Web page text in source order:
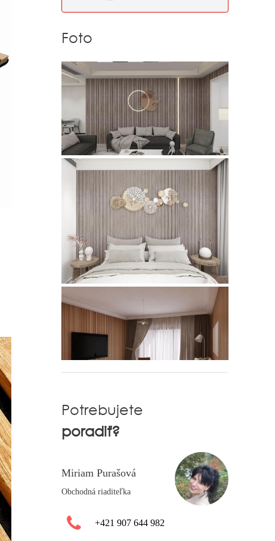
Foto
Potrebujete
poradiť?
Miriam Purašová
Obchodná riaditeľka
+421 907 644 982